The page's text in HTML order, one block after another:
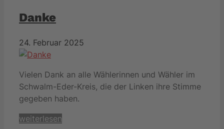
Danke
24. Februar 2025
Vielen Dank an alle Wählerinnen und Wähler im
Schwalm-Eder-Kreis, die der Linken ihre Stimme
gegeben haben.
weiterlesen